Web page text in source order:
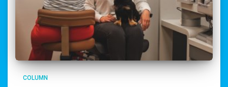
COLUMN